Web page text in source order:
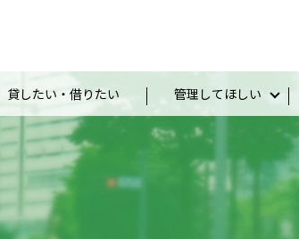
貸したい・借りたい 管理してほしい